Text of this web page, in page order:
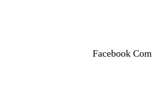
Facebook